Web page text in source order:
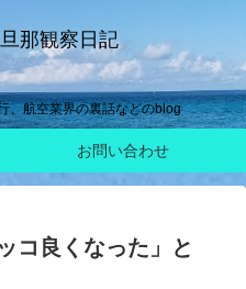
那観察日記
、航空業界の裏話などのblog
お問い合わせ
コ良くなった」と